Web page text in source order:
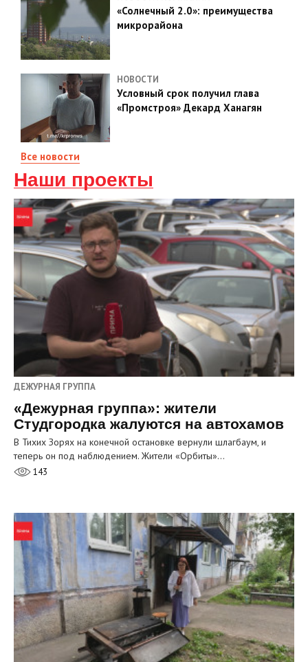
«Солнечный 2.0»: преимущества
микрорайона
НОВОСТИ
Условный срок получил глава
«Промстроя» Декард Ханагян
Все новости
Наши проекты
ДЕЖУРНАЯ ГРУППА
«Дежурная группа»: жители
Студгородка жалуются на автохамов
В Тихих Зорях на конечной остановке вернули шлагбаум, и
теперь он под наблюдением. Жители «Орбиты»…
143